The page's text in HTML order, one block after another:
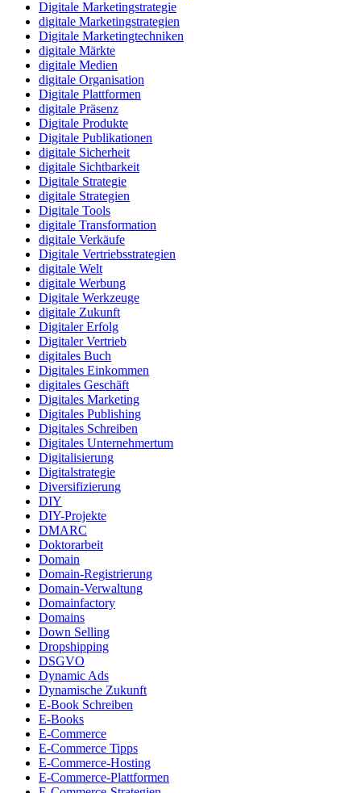
Digitale Marketingstrategie
digitale Marketingstrategien
Digitale Marketingtechniken
digitale Märkte
digitale Medien
digitale Organisation
Digitale Plattformen
digitale Präsenz
Digitale Produkte
Digitale Publikationen
digitale Sicherheit
digitale Sichtbarkeit
Digitale Strategie
digitale Strategien
Digitale Tools
digitale Transformation
digitale Verkäufe
Digitale Vertriebsstrategien
digitale Welt
digitale Werbung
Digitale Werkzeuge
digitale Zukunft
Digitaler Erfolg
Digitaler Vertrieb
digitales Buch
Digitales Einkommen
digitales Geschäft
Digitales Marketing
Digitales Publishing
Digitales Schreiben
Digitales Unternehmertum
Digitalisierung
Digitalstrategie
Diversifizierung
DIY
DIY-Projekte
DMARC
Doktorarbeit
Domain
Domain-Registrierung
Domain-Verwaltung
Domainfactory
Domains
Down Selling
Dropshipping
DSGVO
Dynamic Ads
Dynamische Zukunft
E-Book Schreiben
E-Books
E-Commerce
E-Commerce Tipps
E-Commerce-Hosting
E-Commerce-Plattformen